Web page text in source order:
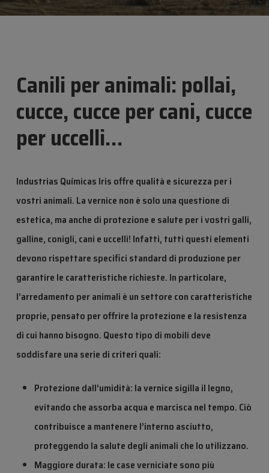
Canili per animali: pollai,
cucce, cucce per cani, cucce
per uccelli…
Industrias Químicas Iris offre qualità e sicurezza per i
vostri animali. La vernice non è solo una questione di
estetica, ma anche di protezione e salute per i vostri galli,
galline, conigli, cani e uccelli! Infatti, tutti questi elementi
devono rispettare specifici standard di produzione per
garantire le caratteristiche richieste. In particolare,
l’arredamento per animali è un settore con caratteristiche
proprie, pensato per offrire la protezione e la resistenza
di cui hanno bisogno. Questo tipo di mobili deve
soddisfare una serie di criteri quali:
Protezione dall’umidità: la vernice sigilla il legno,
evitando che assorba acqua e marcisca nel tempo. Ciò
contribuisce a mantenere l’interno asciutto,
proteggendo la salute degli animali che lo utilizzano.
Maggiore durata: le case verniciate sono più